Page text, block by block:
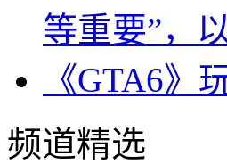
等重要”，
《GTA6》
频道精选